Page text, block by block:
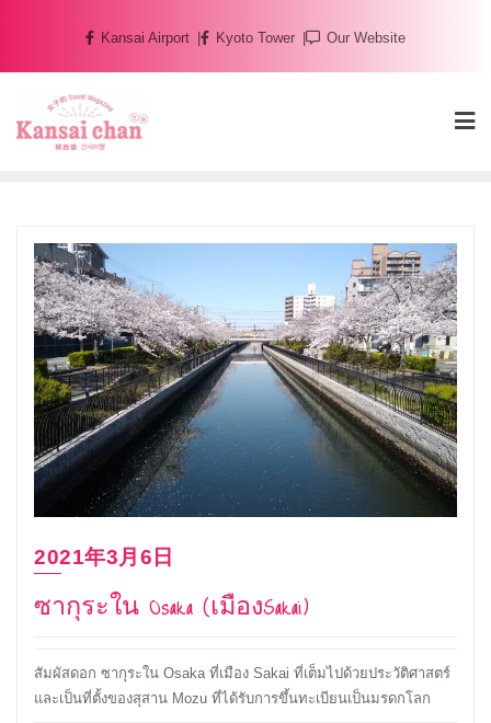
content
Kansai Airport Kyoto Tower Our Website
2021年3月6日
ซากุระใน Osaka (เมืองSakai)
สัมผัสดอก ซากุระใน Osaka ที่เมือง Sakai ที่เต็มไปด้วยประวัติศาสตร์
และเป็นที่ตั้งของสุสาน Mozu ที่ได้รับการขึ้นทะเบียนเป็นมรดกโลก